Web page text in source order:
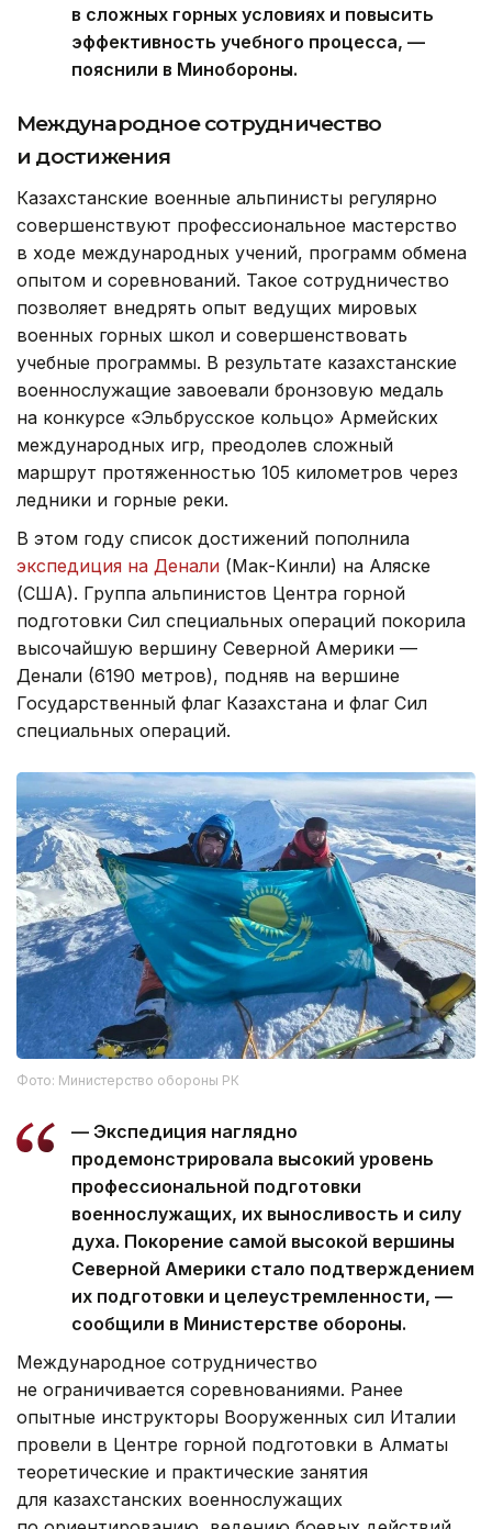
в сложных горных условиях и повысить
эффективность учебного процесса, —
пояснили в Минобороны.
Международное сотрудничество
и достижения
Казахстанские военные альпинисты регулярно
совершенствуют профессиональное мастерство
в ходе международных учений, программ обмена
опытом и соревнований. Такое сотрудничество
позволяет внедрять опыт ведущих мировых
военных горных школ и совершенствовать
учебные программы. В результате казахстанские
военнослужащие завоевали бронзовую медаль
на конкурсе «Эльбрусское кольцо» Армейских
международных игр, преодолев сложный
маршрут протяженностью 105 километров через
ледники и горные реки.
В этом году список достижений пополнила
экспедиция на Денали (Мак-Кинли) на Аляске
(США). Группа альпинистов Центра горной
подготовки Сил специальных операций покорила
высочайшую вершину Северной Америки —
Денали (6190 метров), подняв на вершине
Государственный флаг Казахстана и флаг Сил
специальных операций.
Фото: Министерство обороны РК
— Экспедиция наглядно
продемонстрировала высокий уровень
профессиональной подготовки
военнослужащих, их выносливость и силу
духа. Покорение самой высокой вершины
Северной Америки стало подтверждением
их подготовки и целеустремленности, —
сообщили в Министерстве обороны.
Международное сотрудничество
не ограничивается соревнованиями. Ранее
опытные инструкторы Вооруженных сил Италии
провели в Центре горной подготовки в Алматы
теоретические и практические занятия
для казахстанских военнослужащих